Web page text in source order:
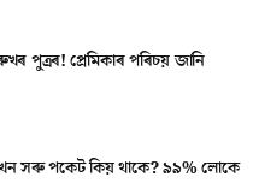
পুত্ৰৰ! প্ৰেমিকাৰ পৰিচয় জানি
সৰু পকেট কিয় থাকে? ৯৯% লোকে